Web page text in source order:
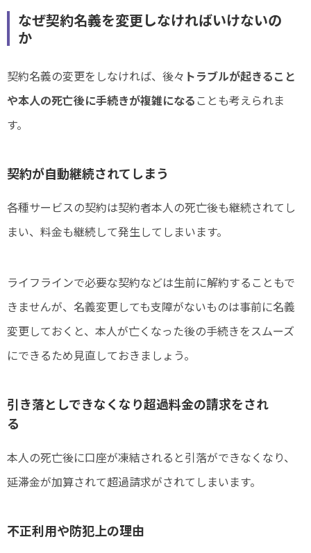
なぜ契約名義を変更しなければいけないの
か
契約名義の変更をしなければ、後々 トラブルが起きること
や本人の死亡後に手続きが複雑になる ことも考えられま
す。
契約が自動継続されてしまう
各種サービスの契約は契約者本人の死亡後も継続されてし
まい、料金も継続して発生してしまいます。
ライフラインで必要な契約などは生前に解約することもで
きませんが、名義変更しても支障がないものは事前に名義
変更しておくと、本人が亡くなった後の手続きをスムーズ
にできるため見直しておきましょう。
引き落としできなくなり超過料金の請求をされ
る
本人の死亡後に口座が凍結されると引落ができなくなり、
延滞金が加算されて超過請求がされてしまいます。
不正利用や防犯上の理由